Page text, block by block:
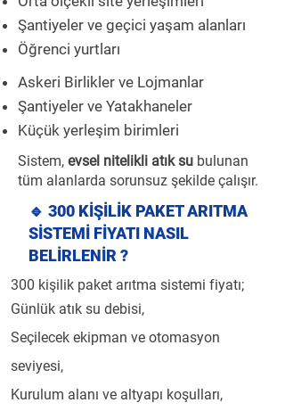
Şantiyeler ve geçici yaşam alanları
Öğrenci yurtları
Askeri Birlikler ve Lojmanlar
Şantiyeler ve Yatakhaneler
Küçük yerleşim birimleri
Sistem, evsel nitelikli atık su bulunan
tüm alanlarda sorunsuz şekilde çalışır.
🔹 300 KİŞİLİK PAKET ARITMA
SİSTEMİ FİYATI NASIL
BELİRLENİR ?
300 kişilik paket arıtma sistemi fiyatı;
Günlük atık su debisi,
Seçilecek ekipman ve otomasyon
seviyesi,
Kurulum alanı ve altyapı koşulları,